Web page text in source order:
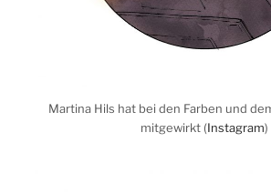
Martina Hils hat bei den Farben und
mitgewirkt (Instagram)